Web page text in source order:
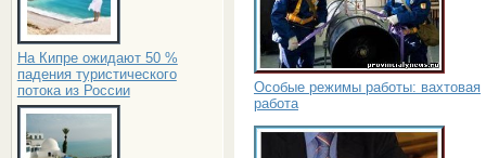
На Кипре ожидают 50 %
падения туристического
потока из России
Особые режимы работы: вахтовая
работа